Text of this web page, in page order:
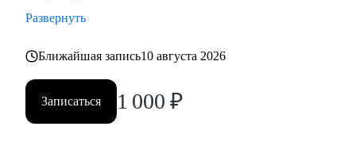
Развернуть
Ближайшая запись10 августа 2026
Записаться 1 000 ₽